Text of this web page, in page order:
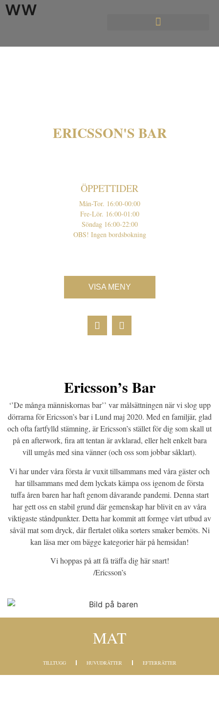
ww
ERICSSON'S BAR
ÖPPETTIDER
Mån-Tor. 16:00-00:00
Fre-Lör. 16:00-01:00
Söndag 16:00-22:00
OBS! Ingen bordsbokning
VISA MENY
Ericsson’s Bar
‘’De många människornas bar’’ var målsättningen när vi slog upp
dörrarna för Ericsson’s bar i Lund maj 2020. Med en familjär, glad
och ofta fartfylld stämning, är Ericsson’s stället för dig som skall ut
på en afterwork, fira att tentan är avklarad, eller helt enkelt bara
vill umgås med sina vänner (och oss som jobbar såklart).
Vi har under våra första år vuxit tillsammans med våra gäster och
har tillsammans med dem lyckats kämpa oss igenom de första
tuffa åren baren har haft genom dåvarande pandemi. Denna start
har gett oss en stabil grund där gemenskap har blivit en av våra
viktigaste ståndpunkter. Detta har kommit att formge vårt utbud av
såväl mat som dryck, där flertalet olika sorters smaker bemöts. Ni
kan läsa mer om bägge kategorier här på hemsidan!
Vi hoppas på att få träffa dig här snart!
/Ericsson’s
MAT
TILLTUGG HUVUDRÄTTER EFTERRÄTTER